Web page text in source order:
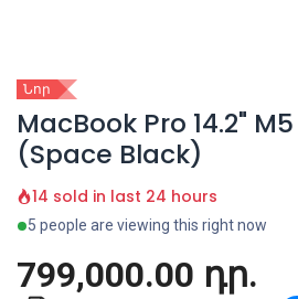
Նոր
MacBook Pro 14.2"
(Space Black)
14 sold in last 24 hours
5 people are viewing this right now
799,000.00 դր.